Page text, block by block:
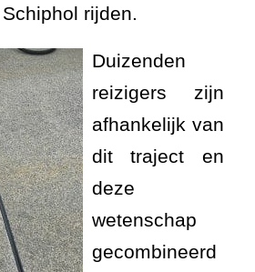
rijden.
Duizenden
reizigers zijn
afhankelijk van
dit traject en
deze
wetenschap
gecombineerd